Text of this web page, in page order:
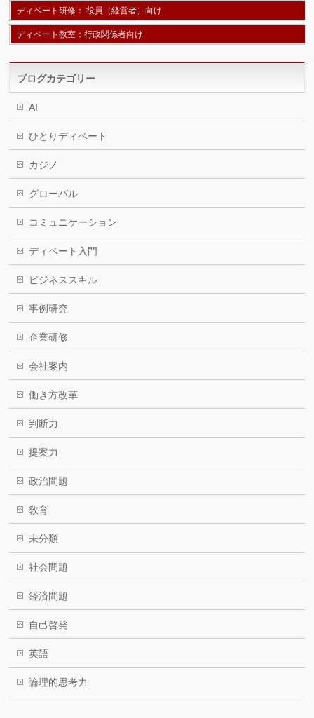
ディベート研修： 役員（経営者）向け
ディベート教室：行政関係者向け
ブログカテゴリー
AI
ひとりディベート
カジノ
グローバル
コミュニケーション
ディベート入門
ビジネススキル
事例研究
企業研修
会社案内
働き方改革
判断力
提案力
政治問題
敎育
未分類
社会問題
経済問題
自己啓発
英語
論理的思考力